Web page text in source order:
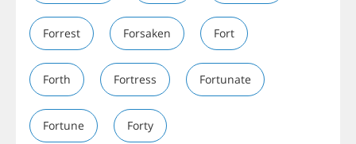
Forrest Forsaken Fort
Forth Fortress Fortunate
Fortune Forty